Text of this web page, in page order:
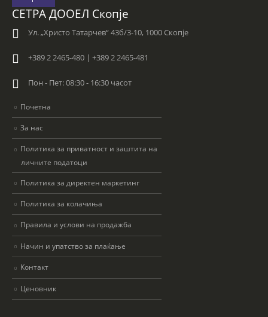
СЕТРА ДООЕЛ Скопје
Ул. „Христо Татарчев“ 43б/3-10, 1000 Скопје
+389 2 2465-480 | +389 2 2465-481
Пон - Пет: 08:30 - 16:30 часот
Почетна
За нас
Политика за приватност и заштита на
личните податоци
Политика за директен маркетинг
Политика за колачиња
Правила и услови на продажба
Начин и упатство за плаќање
Контакт
Ценовник